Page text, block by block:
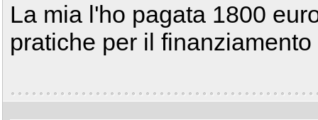
La mia l'ho pagata 1800
pratiche per il finanziamento